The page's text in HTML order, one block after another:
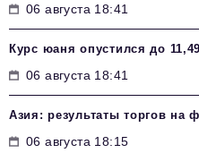
06 августа 18:41
Курс юаня опустился до
06 августа 18:41
Азия: результаты торгов на
06 августа 18:15